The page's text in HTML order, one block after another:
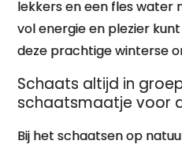
lekkers en een fles water
vol energie en plezier
deze prachtige winterse
Schaats altijd in
schaatsmaatje voor
Bij het schaatsen op